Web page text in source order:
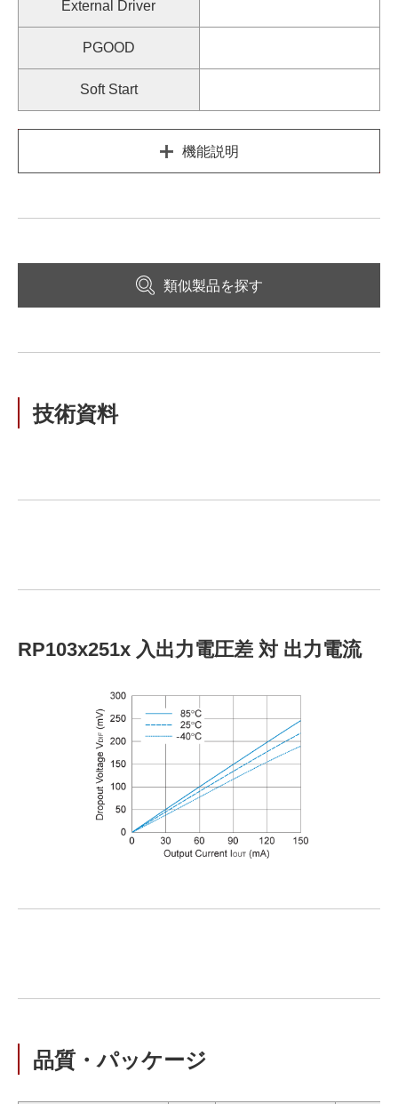
External Driver
PGOOD
Soft Start
機能説明
類似製品を探す
技術資料
RP103x251x 入出力電圧差 対 出力電流
品質・パッケージ